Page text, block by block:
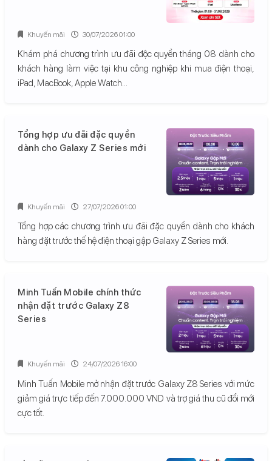
Khám phá chương trình ưu đãi độc quyền tháng 08 dành cho
khách hàng làm việc tại khu công nghiệp khi mua điện thoại,
iPad, MacBook, Apple Watch...
Khuyến mãi 30/07/2026 01:00
Tổng hợp ưu đãi đặc quyền
dành cho Galaxy Z Series mới
Tổng hợp các chương trình ưu đãi đặc quyền dành cho khách
hàng đặt trước thế hệ điện thoại gập Galaxy Z Series mới.
Khuyến mãi 27/07/2026 01:00
Minh Tuấn Mobile chính thức
nhận đặt trước Galaxy Z8
Series
Minh Tuấn Mobile mở nhận đặt trước Galaxy Z8 Series với mức
giảm giá trực tiếp đến 7.000.000 VND và trợ giá thu cũ đổi mới
cực tốt.
Khuyến mãi 24/07/2026 16:00